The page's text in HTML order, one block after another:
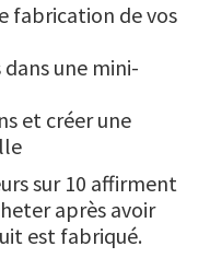
fabrication de vos
une mini-
et créer une
sur 10 affirment
après avoir
est fabriqué.